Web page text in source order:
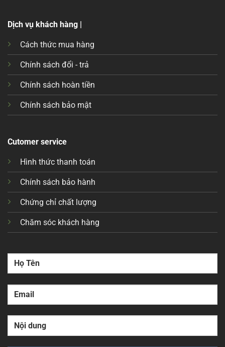
Dịch vụ khách hàng |
Cách thức mua hàng
Chính sách đổi - trả
Chính sách hoàn tiền
Chính sách bảo mật
Cutomer service
Hình thức thanh toán
Chính sách bảo hành
Chứng chỉ chất lượng
Chăm sóc khách hàng